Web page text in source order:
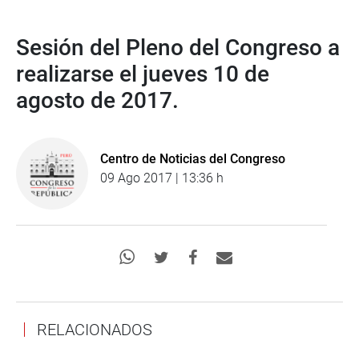
Sesión del Pleno del Congreso a
realizarse el jueves 10 de
agosto de 2017.
Centro de Noticias del Congreso
09 Ago 2017 | 13:36 h
RELACIONADOS